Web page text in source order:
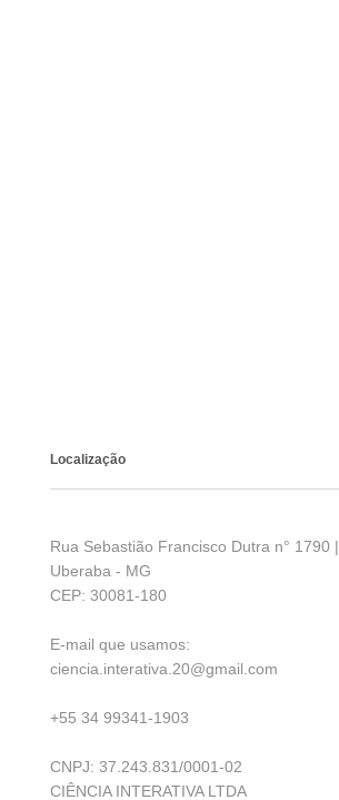
Localização
Rua Sebastião Francisco Dutra n° 1790 |
Uberaba - MG
CEP: 30081-180
E-mail que usamos:
ciencia.interativa.20@gmail.com
+55 34 99341-1903
CNPJ: 37.243.831/0001-02
CIÊNCIA INTERATIVA LTDA